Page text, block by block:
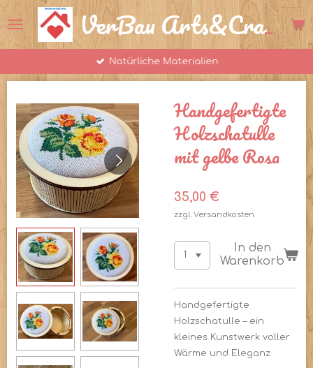
Hauptinhalt
springen
VerBau Arts&Crafts
Natürliche Materialien
Handgefertigte
Holzschatulle
mit gelbe Rosa
35,00 €
zzgl. Versandkosten
In den
Warenkorb
Handgefertigte
Holzschatulle – ein
kleines Kunstwerk voller
Wärme und Eleganz